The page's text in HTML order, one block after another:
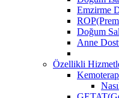
Emzirme
Doğum
Anne
Özellikli